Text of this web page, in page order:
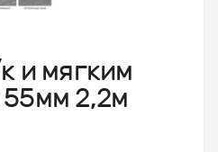
и мягким
2,2м